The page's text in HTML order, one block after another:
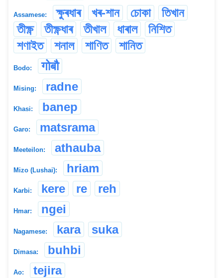
Assamese: ক্ষুৰধাৰ খৰ-শান চোকা
তিখান
তীক্ষ্ণ
তীক্ষ্ণধাৰ তীখাল ধাৰাল
নিশিত
শণাইত
শনাল শাণিত শানিত
Bodo: गोबौ
Mising: radne
Khasi: banep
Garo: matsrama
Meeteilon: athauba
Mizo (Lushai): hriam
Karbi: kere re reh
Hmar: ngei
Nagamese: kara suka
Dimasa: buhbi
Ao: tejira